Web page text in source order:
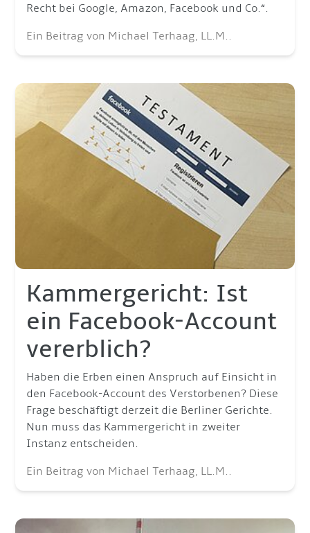
Recht bei Google, Amazon, Facebook und Co.“.
Ein Beitrag von Michael Terhaag, LL.M..
Kammergericht: Ist
ein Facebook-Account
vererblich?
Haben die Erben einen Anspruch auf Einsicht in
den Facebook-Account des Verstorbenen? Diese
Frage beschäftigt derzeit die Berliner Gerichte.
Nun muss das Kammergericht in zweiter
Instanz entscheiden.
Ein Beitrag von Michael Terhaag, LL.M..